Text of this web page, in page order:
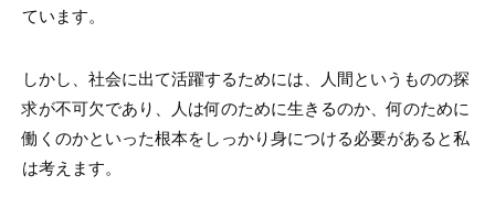
ています。
しかし、社会に出て活躍するためには、人間というものの探
求が不可欠であり、人は何のために生きるのか、何のために
働くのかといった根本をしっかり身につける必要があると私
は考えます。